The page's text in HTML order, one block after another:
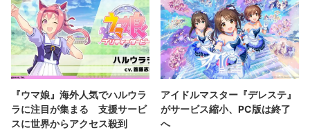
『ウマ娘』海外人気でハルウラ
ラに注目が集まる 支援サービ
スに世界からアクセス殺到
アイドルマスター『デレステ』
がサービス縮小、PC版は終了
へ